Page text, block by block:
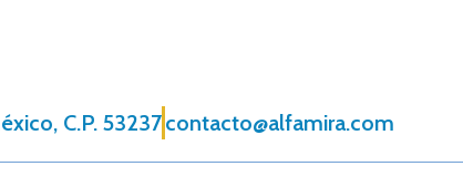
C.P. 53237contacto@alfamira.com